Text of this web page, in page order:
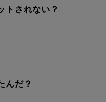
トされない？
んだ？